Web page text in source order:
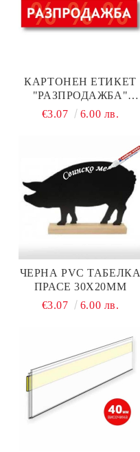
КАРТОНЕН ЕТИКЕТ
"РАЗПРОДАЖБА"
38Х160ММ, 100 БР.
€3.07 6.00 лв.
ЧЕРНА PVC ТАБЕЛКА
ПРАСЕ 30Х20ММ
€3.07
6.00 лв.